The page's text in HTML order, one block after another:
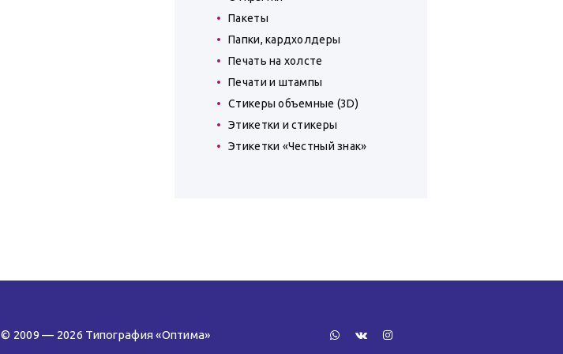
Пакеты
Папки, кардхолдеры
Печать на холсте
Печати и штампы
Стикеры объемные (3D)
Этикетки и стикеры
Этикетки «Честный знак»
© 2009 — 2026 Типография «Оптима»